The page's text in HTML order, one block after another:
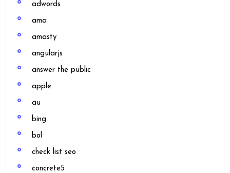
adwords
ama
amasty
angularjs
answer the public
apple
au
bing
bol
check list seo
concrete5